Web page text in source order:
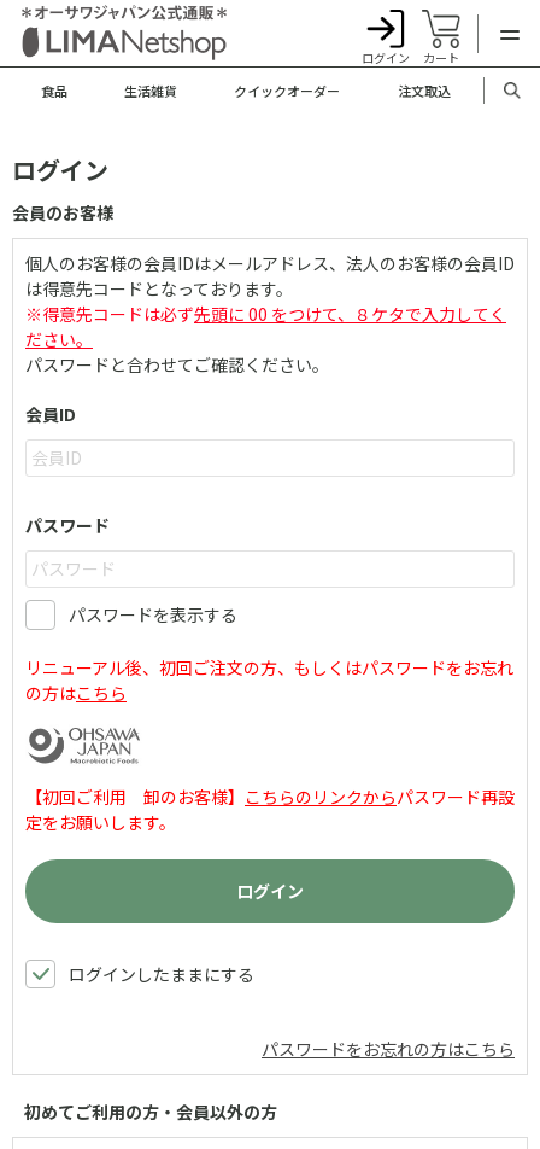
ログイン カート
食品 生活雑貨 クイックオーダー 注文取込
ログイン
会員のお客様
個人のお客様の会員IDはメールアドレス、法人のお客様の会員ID
は得意先コードとなっております。
※得意先コードは必ず先頭に 00 をつけて、８ケタで入力してく
ださい。
パスワードと合わせてご確認ください。
会員ID
パスワード
パスワードを表示する
リニューアル後、初回ご注文の方、もしくはパスワードをお忘れ
の方はこちら
【初回ご利用 卸のお客様】 こちらのリンクからパスワード再設
定をお願いします。
ログインしたままにする
パスワードをお忘れの方はこちら
初めてご利用の方・会員以外の方